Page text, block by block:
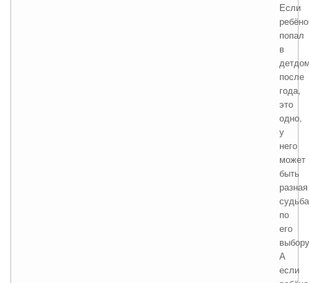
Если
попал
в
после
года,
это
одно,
у
него
может
быть
разная
судьба
по
его
А
если